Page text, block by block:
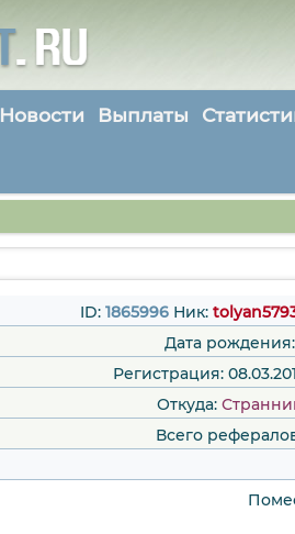
Новости Выплаты
ID: 1865996 Ник:
Дата рождения:
Регистрация:
Откуда:
Всего